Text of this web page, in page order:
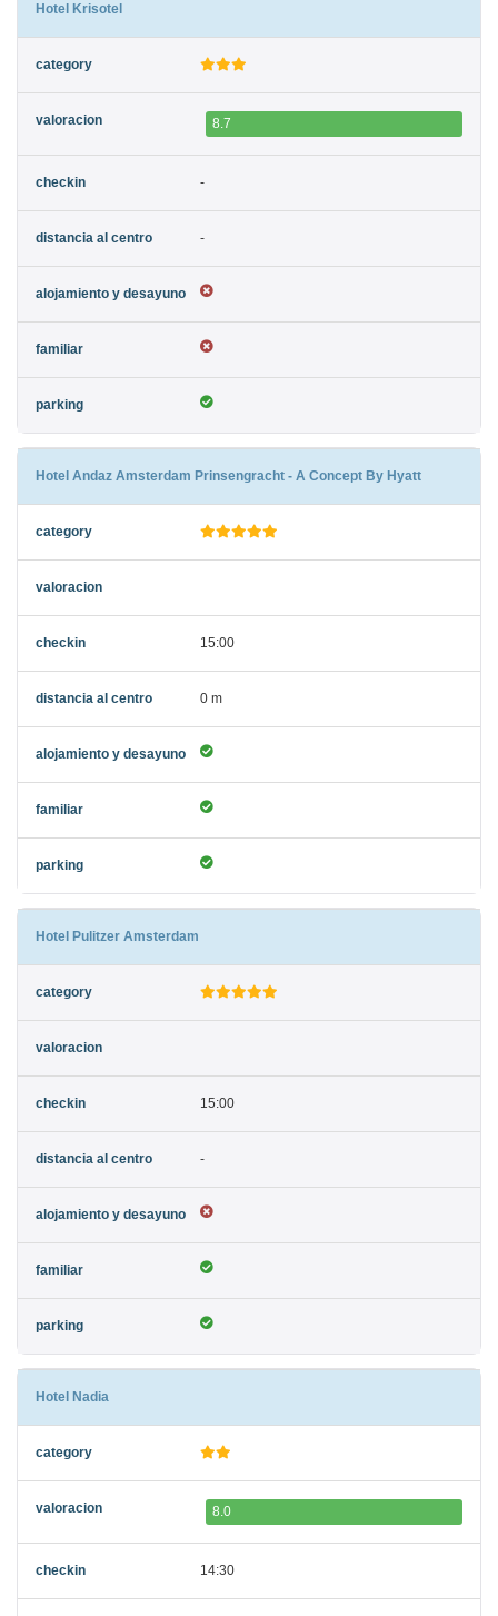
Hotel Krisotel
8.7
-
-
Hotel Andaz Amsterdam Prinsengracht - A Concept By Hyatt
15:00
0 m
Hotel Pulitzer Amsterdam
15:00
-
Hotel Nadia
8.0
14:30